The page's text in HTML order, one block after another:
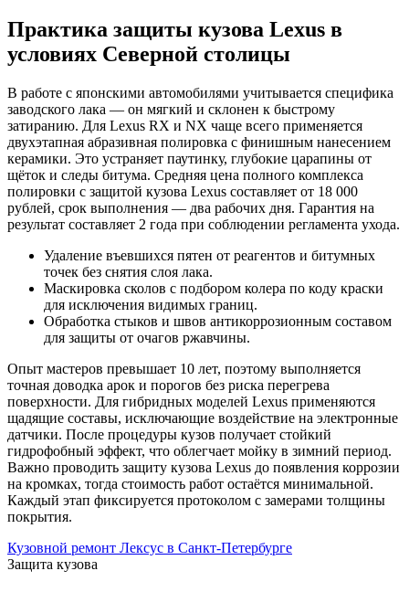
Практика защиты кузова Lexus в
условиях Северной столицы
В работе с японскими автомобилями учитывается специфика
заводского лака — он мягкий и склонен к быстрому
затиранию. Для Lexus RX и NX чаще всего применяется
двухэтапная абразивная полировка с финишным нанесением
керамики. Это устраняет паутинку, глубокие царапины от
щёток и следы битума. Средняя цена полного комплекса
полировки с защитой кузова Lexus составляет от 18 000
рублей, срок выполнения — два рабочих дня. Гарантия на
результат составляет 2 года при соблюдении регламента ухода.
Удаление въевшихся пятен от реагентов и битумных
точек без снятия слоя лака.
Маскировка сколов с подбором колера по коду краски
для исключения видимых границ.
Обработка стыков и швов антикоррозионным составом
для защиты от очагов ржавчины.
Опыт мастеров превышает 10 лет, поэтому выполняется
точная доводка арок и порогов без риска перегрева
поверхности. Для гибридных моделей Lexus применяются
щадящие составы, исключающие воздействие на электронные
датчики. После процедуры кузов получает стойкий
гидрофобный эффект, что облегчает мойку в зимний период.
Важно проводить защиту кузова Lexus до появления коррозии
на кромках, тогда стоимость работ остаётся минимальной.
Каждый этап фиксируется протоколом с замерами толщины
покрытия.
Кузовной ремонт Лексус в Санкт-Петербурге
Защита кузова